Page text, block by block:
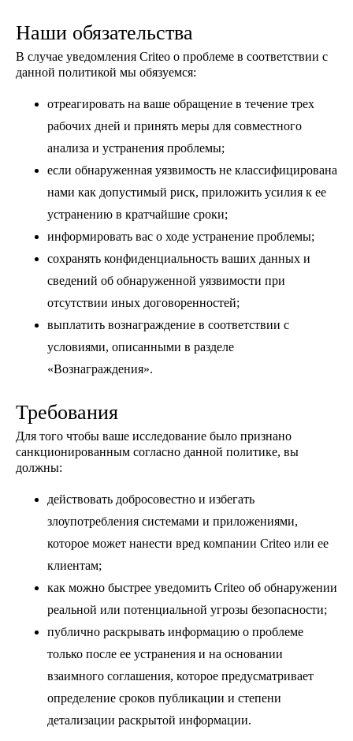
Наши обязательства
В случае уведомления Criteo о проблеме в соответствии с
данной политикой мы обязуемся:
отреагировать на ваше обращение в течение трех
рабочих дней и принять меры для совместного
анализа и устранения проблемы;
если обнаруженная уязвимость не классифицирована
нами как допустимый риск, приложить усилия к ее
устранению в кратчайшие сроки;
информировать вас о ходе устранение проблемы;
сохранять конфиденциальность ваших данных и
сведений об обнаруженной уязвимости при
отсутствии иных договоренностей;
выплатить вознаграждение в соответствии с
условиями, описанными в разделе
«Вознаграждения».
Требования
Для того чтобы ваше исследование было признано
санкционированным согласно данной политике, вы
должны:
действовать добросовестно и избегать
злоупотребления системами и приложениями,
которое может нанести вред компании Criteo или ее
клиентам;
как можно быстрее уведомить Criteo об обнаружении
реальной или потенциальной угрозы безопасности;
публично раскрывать информацию о проблеме
только после ее устранения и на основании
взаимного соглашения, которое предусматривает
определение сроков публикации и степени
детализации раскрытой информации.